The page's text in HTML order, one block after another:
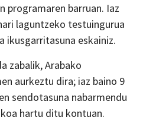
barruan. Iaz
laguntzeko testuingurua
ikusgarritasuna eskainiz.
zabalik, Arabako
aurkeztu dira; iaz baino 9
sendotasuna nabarmendu
hartu ditu kontuan.